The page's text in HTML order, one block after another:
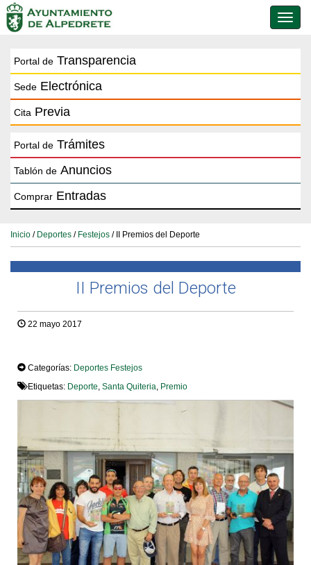
de
Portal de Transparencia
Sede Electrónica
Cita Previa
Portal de Trámites
Tablón de Anuncios
Comprar Entradas
Inicio / Deportes / Festejos / II Premios del Deporte
II Premios del Deporte
22 mayo 2017
Categorías: Deportes Festejos
Etiquetas: Deporte Santa Quiteria Premio